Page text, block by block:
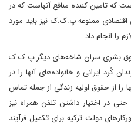
که تامین کننده منافع آنهاست که در
ممنوعه پ.ک.ک نیز باید مورد
را انجام داد.
بشری سران شاخه‌های دیگر پ.ک.ک
کُرد ایرانی و خانواده‌های آنها را در
را از حقوق اولیه زندگی از جمله تماس
در اختیار داشتن تلفن همراه نیز
دولت ترکیه برای تکمیل فرآیند